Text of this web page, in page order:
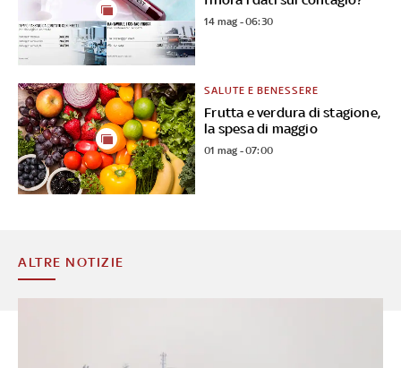
14 mag - 06:30
Frutta e verdura di stagione,
la spesa di maggio
SALUTE E BENESSERE
01 mag - 07:00
ALTRE NOTIZIE